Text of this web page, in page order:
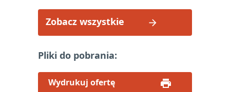
Zobacz wszystkie
Pliki do pobrania:
Wydrukuj ofertę